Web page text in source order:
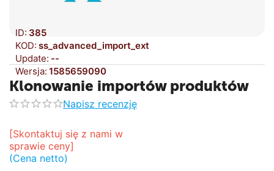
ID: 385
KOD: ss_advanced_import_ext
Update: --
Wersja: 1585659090
Klonowanie importów produktów
Napisz recenzję
[Skontaktuj się z nami w
sprawie ceny]
(Cena netto)